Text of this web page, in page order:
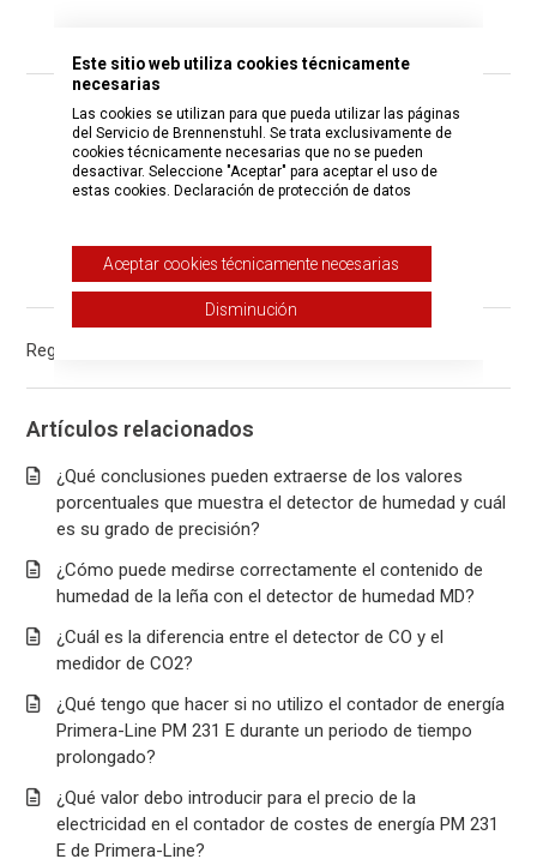
¿Fue útil este artículo?
Sí No
¿Tiene más preguntas?Enviar una solicitud
Regresar al inicio
Artículos relacionados
¿Qué conclusiones pueden extraerse de los valores
porcentuales que muestra el detector de humedad y cuál
es su grado de precisión?
¿Cómo puede medirse correctamente el contenido de
humedad de la leña con el detector de humedad MD?
¿Cuál es la diferencia entre el detector de CO y el
medidor de CO2?
¿Qué tengo que hacer si no utilizo el contador de energía
Primera-Line PM 231 E durante un periodo de tiempo
prolongado?
¿Qué valor debo introducir para el precio de la
electricidad en el contador de costes de energía PM 231
E de Primera-Line?
Este sitio web utiliza cookies técnicamente
necesarias
Las cookies se utilizan para que pueda utilizar las páginas
del Servicio de Brennenstuhl. Se trata exclusivamente de
cookies técnicamente necesarias que no se pueden
desactivar. Seleccione "Aceptar" para aceptar el uso de
estas cookies. Declaración de protección de datos
Aceptar cookies técnicamente necesarias
Disminución